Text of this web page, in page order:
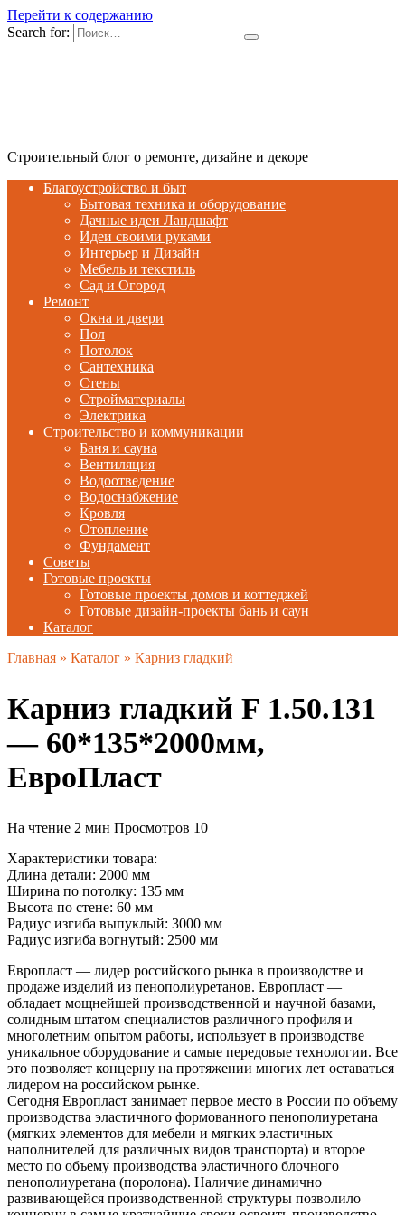
Перейти к содержанию
Search for:
Строительный блог о ремонте, дизайне и декоре
Благоустройство и быт
Бытовая техника и оборудование
Дачные идеи Ландшафт
Идеи своими руками
Интерьер и Дизайн
Мебель и текстиль
Сад и Огород
Ремонт
Окна и двери
Пол
Потолок
Сантехника
Стены
Стройматериалы
Электрика
Строительство и коммуникации
Баня и сауна
Вентиляция
Водоотведение
Водоснабжение
Кровля
Отопление
Фундамент
Советы
Готовые проекты
Готовые проекты домов и коттеджей
Готовые дизайн-проекты бань и саун
Каталог
Главная » Каталог » Карниз гладкий
Карниз гладкий F 1.50.131
— 60*135*2000мм,
ЕвроПласт
На чтение 2 мин Просмотров 10
Характеристики товара:
Длина детали: 2000 мм
Ширина по потолку: 135 мм
Высота по стене: 60 мм
Радиус изгиба выпуклый: 3000 мм
Радиус изгиба вогнутый: 2500 мм
Европласт — лидер российского рынка в производстве и
продаже изделий из пенополиуретанов. Европласт —
обладает мощнейшей производственной и научной базами,
солидным штатом специалистов различного профиля и
многолетним опытом работы, использует в производстве
уникальное оборудование и самые передовые технологии. Все
это позволяет концерну на протяжении многих лет оставаться
лидером на российском рынке.
Сегодня Европласт занимает первое место в России по объему
производства эластичного формованного пенополиуретана
(мягких элементов для мебели и мягких эластичных
наполнителей для различных видов транспорта) и второе
место по объему производства эластичного блочного
пенополиуретана (поролона). Наличие динамично
развивающейся производственной структуры позволило